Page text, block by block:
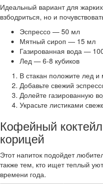
Идеальный вариант для
взбодриться, но и
Эспрессо — 50 мл
Мятный сироп — 15 мл
Газированная вода —
Лед — 6-8 кубиков
В стакан положите лед
Добавьте свежий
Долейте газированную
Украсьте листиками
Кофейный
корицей
Этот напиток подойдет
также тем, кто ищет теплый
времени года.